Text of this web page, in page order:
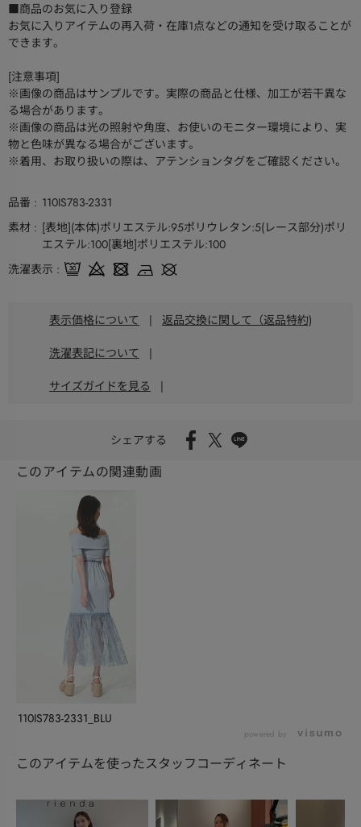
■商品のお気に入り登録
お気に入りアイテムの再入荷・在庫1点などの通知を受け取ることが
できます。
[注意事項]
※画像の商品はサンプルです。実際の商品と仕様、加工が若干異な
る場合があります。
※画像の商品は光の照射や角度、お使いのモニター環境により、実
物と色味が異なる場合がございます。
※着用、お取り扱いの際は、アテンションタグをご確認ください。
品番
110IS783-2331
素材
[表地](本体)ポリエステル:95ポリウレタン:5(レース部分)ポリ
エステル:100[裏地]ポリエステル:100
洗濯表示
表示価格について | 返品交換に関して（返品特約)
洗濯表記について |
サイズガイドを見る |
シェアする
このアイテムの関連動画
110IS783-2331_BLU
powered by
このアイテムを使ったスタッフコーディネート